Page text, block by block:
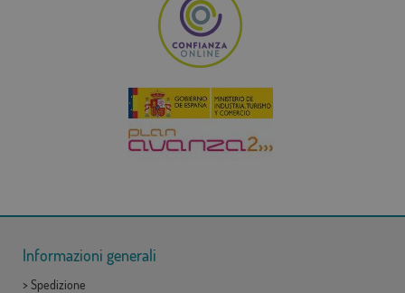
Informazioni generali
> Spedizione